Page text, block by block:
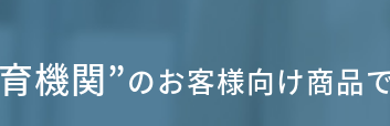
機関”のお客様向け商品